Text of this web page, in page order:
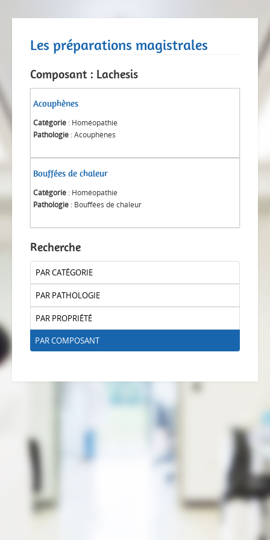
Les préparations magistrales
Composant : Lachesis
Acouphènes
Catégorie : Homéopathie
Pathologie : Acouphènes
Bouffées de chaleur
Catégorie : Homéopathie
Pathologie : Bouffées de chaleur
Recherche
PAR CATÉGORIE
PAR PATHOLOGIE
PAR PROPRIÉTÉ
PAR COMPOSANT